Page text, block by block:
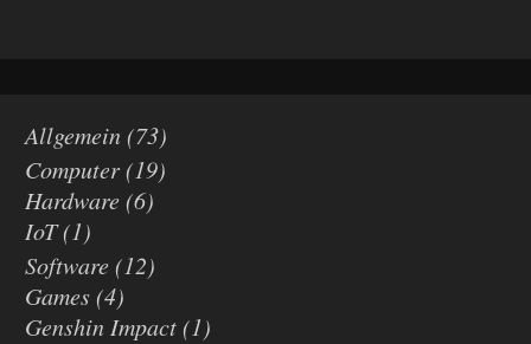
Allgemein(73)
Computer(19)
Hardware(6)
IoT(1)
Software(12)
Games(4)
Genshin Impact(1)